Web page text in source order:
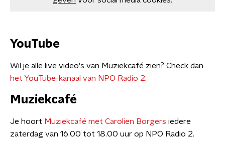
YouTube
Wil je alle live video's van Muziekcafé zien? Check dan
het YouTube-kanaal van NPO Radio 2.
Muziekcafé
Je hoort Muziekcafé met Carolien Borgers iedere
zaterdag van 16.00 tot 18.00 uur op NPO Radio 2.